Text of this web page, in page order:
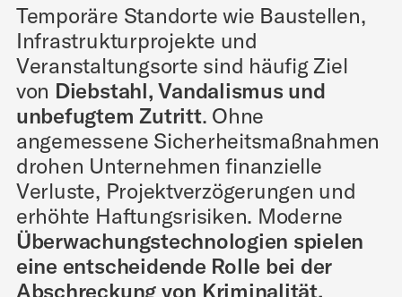
Temporäre Standorte wie Baustellen,
Infrastrukturprojekte und
Veranstaltungsorte sind häufig Ziel
von Diebstahl, Vandalismus und
unbefugtem Zutritt. Ohne
angemessene Sicherheitsmaßnahmen
drohen Unternehmen finanzielle
Verluste, Projektverzögerungen und
erhöhte Haftungsrisiken. Moderne
Überwachungstechnologien spielen
eine entscheidende Rolle bei der
Abschreckung von Kriminalität,